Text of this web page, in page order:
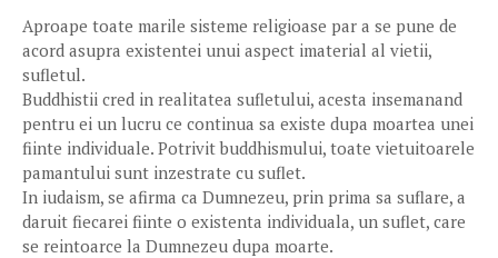
Aproape toate marile sisteme religioase par a se pune de
acord asupra existentei unui aspect imaterial al vietii,
sufletul.
Buddhistii cred in realitatea sufletului, acesta insemanand
pentru ei un lucru ce continua sa existe dupa moartea unei
fiinte individuale. Potrivit buddhismului, toate vietuitoarele
pamantului sunt inzestrate cu suflet.
In iudaism, se afirma ca Dumnezeu, prin prima sa suflare, a
daruit fiecarei fiinte o existenta individuala, un suflet, care
se reintoarce la Dumnezeu dupa moarte.